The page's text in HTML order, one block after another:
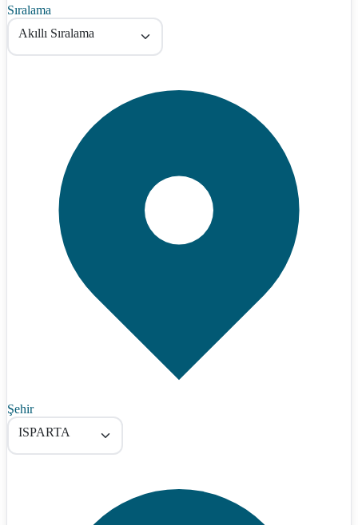
Sıralama
Akıllı Sıralama
Şehir
ISPARTA